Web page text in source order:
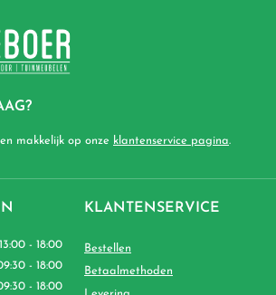
makkelijk op onze klantenservice pagina.
13:00 - 18:00
- 18:00
- 18:00
KLANTENSERVICE
Bestellen
Betaalmethoden